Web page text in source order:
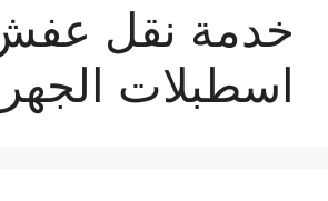
خدمة نقل
اسطبلات